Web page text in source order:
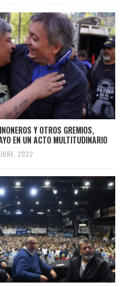
Y OTROS GREMIOS,
EN UN ACTO MULTITUDINARIO
2022